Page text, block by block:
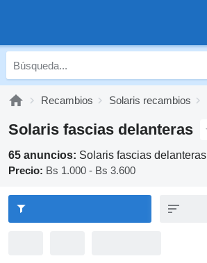
Recambios Solaris recambios
Solaris fascias delanteras
65 anuncios: Solaris fascias delanteras
Precio: Bs 1.000 - Bs 3.600